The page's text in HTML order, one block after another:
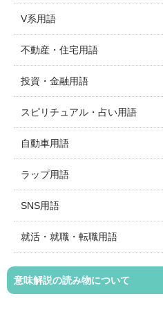
V系用語
不動産・住宅用語
投資・金融用語
スピリチュアル・占い用語
自動車用語
ラップ用語
SNS用語
就活・就職・転職用語
意味解説の読み物について